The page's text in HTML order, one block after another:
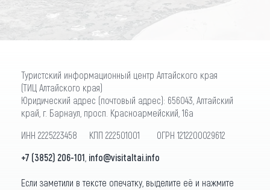
Туристский информационный центр Алтайского края
(ТИЦ Алтайского края)
Юридический адрес (почтовый адрес): 656043, Алтайский
край, г. Барнаул, просп. Красноармейский, 16а
ИНН 2225223458 КПП 222501001 ОГРН 1212200029612
+7 (3852) 206-101 info@visitaltai.info
Если заметили в тексте опечатку, выделите её и нажмите